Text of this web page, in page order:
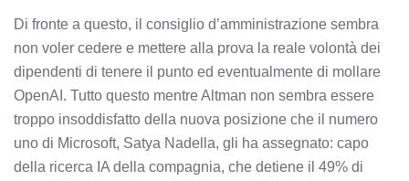
Di fronte a questo, il consiglio d’amministrazione sembra
non voler cedere e mettere alla prova la reale volontà dei
dipendenti di tenere il punto ed eventualmente di mollare
OpenAI. Tutto questo mentre Altman non sembra essere
troppo insoddisfatto della nuova posizione che il numero
uno di Microsoft, Satya Nadella, gli ha assegnato: capo
della ricerca IA della compagnia, che detiene il 49% di